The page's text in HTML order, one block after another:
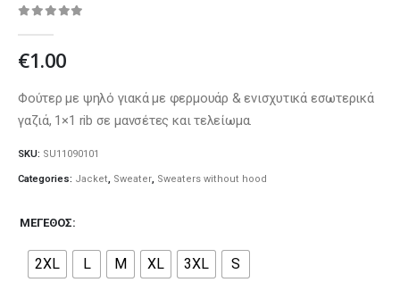
€1.00
Φούτερ με ψηλό γιακά με φερμουάρ & ενισχυτικά εσωτερικά
γαζιά, 1×1 rib σε μανσέτες και τελείωμα.
SKU: SU11090101
Categories: Jacket, Sweater, Sweaters without hood
ΜΈΓΕΘΟΣ
2XL L M XL 3XL S